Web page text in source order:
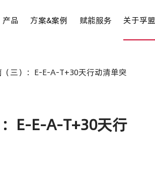
产品 方案&案例 赋能服务 关于孚盟
（三）：E-E-A-T+30天行动清单突
E-E-A-T+30天行